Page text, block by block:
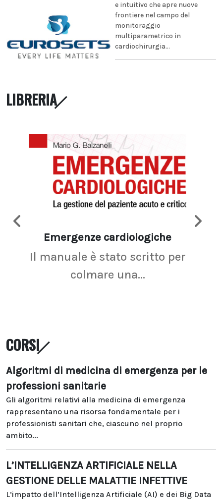
e intuitivo che apre nuove
frontiere nel campo del
monitoraggio
multiparametrico in
cardiochirurgia...
LIBRERIA
Emergenze cardiologiche
Il manuale è stato scritto per
colmare una...
CORSI
Algoritmi di medicina di emergenza per le
professioni sanitarie
Gli algoritmi relativi alla medicina di emergenza
rappresentano una risorsa fondamentale per i
professionisti sanitari che, ciascuno nel proprio
ambito...
L’INTELLIGENZA ARTIFICIALE NELLA
GESTIONE DELLE MALATTIE INFETTIVE
L’impatto dell’Intelligenza Artificiale (AI) e dei Big Data